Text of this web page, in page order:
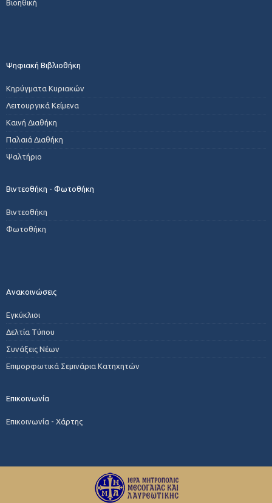
Βιοηθική
Ψηφιακή Βιβλιοθήκη
Κηρύγματα Κυριακών
Λειτουργικά Κείμενα
Καινή Διαθήκη
Παλαιά Διαθήκη
Ψαλτήριο
Βιντεοθήκη - Φωτοθήκη
Βιντεοθήκη
Φωτοθήκη
Ανακοινώσεις
Εγκύκλιοι
Δελτία Τύπου
Συνάξεις Νέων
Επιμορφωτικά Σεμινάρια Κατηχητών
Επικοινωνία
Επικοινωνία - Χάρτης